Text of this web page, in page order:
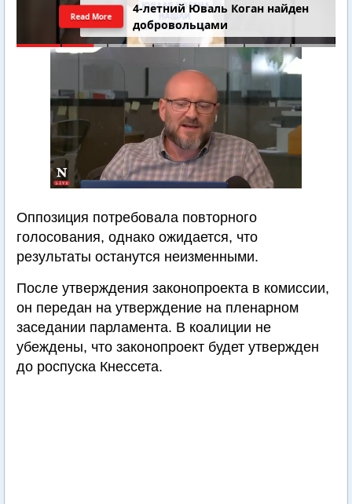
4-летний Юваль Коган найден
добровольцами
Read More
Оппозиция потребовала повторного
голосования, однако ожидается, что
результаты останутся неизменными.
После утверждения законопроекта в комиссии,
он передан на утверждение на пленарном
заседании парламента. В коалиции не
убеждены, что законопроект будет утвержден
до роспуска Кнессета.